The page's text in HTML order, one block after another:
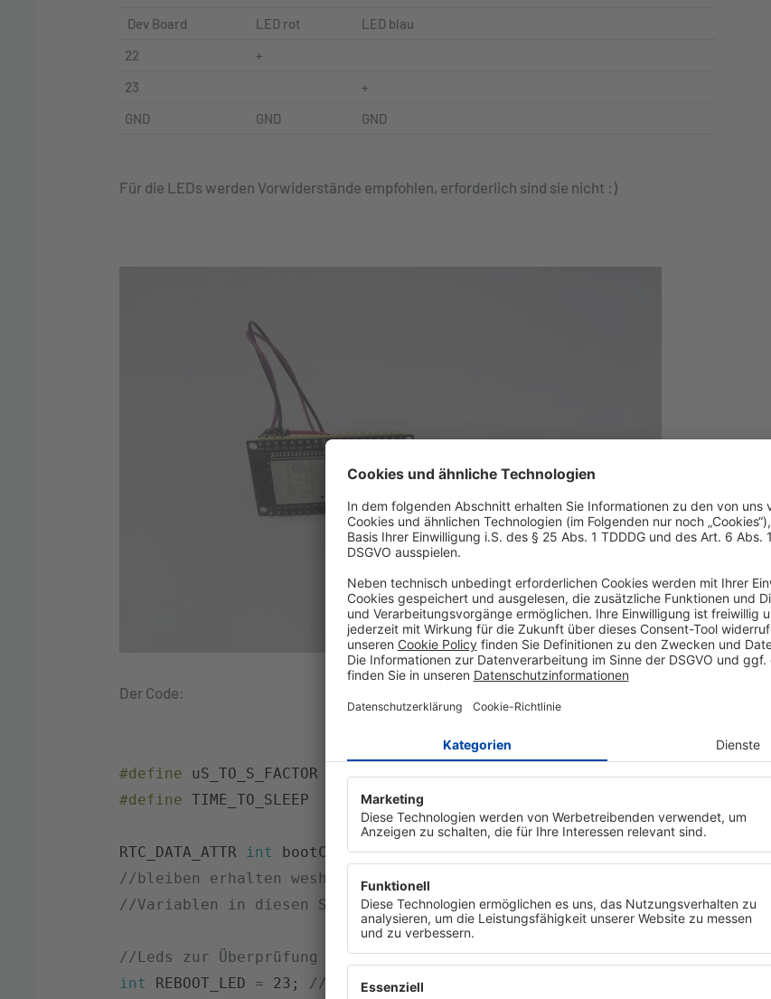
Dev Board LED rot
LED blau
22
+
23
+
GND
GND GND
Für die LEDs werden Vorwiderstände empfohlen, erforderlich sind sie nicht :)
Der Code:
#define uS_TO_S_FACTOR 1000000
//haben wir aus dem Beispiel
#define TIME_TO_SLEEP //nomen est....
RTC_DATA_ATTR int bootCount = 0; //nur Werte im RTC-Speicher
//bleiben erhalten
weshalb wir alle
//Variablen in diesen Speicherbereich schreiben
//Leds zur Überprüfung ob es funktioniert:
int
REBOOT_LED = 23 ;
//blau